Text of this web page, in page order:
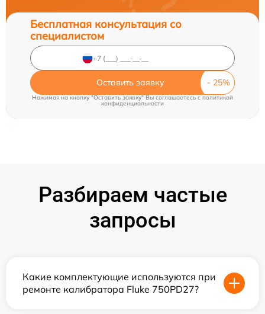
Бесплатная консультация со
специалистом
Оставить заявку
Нажимая на кнопку "Оставить заявку" Вы соглашаетесь cполитикой
конфиденциальности
Разбираем частые
запросы
Какие комплектующие используются при
ремонте калибратора Fluke 750PD27?